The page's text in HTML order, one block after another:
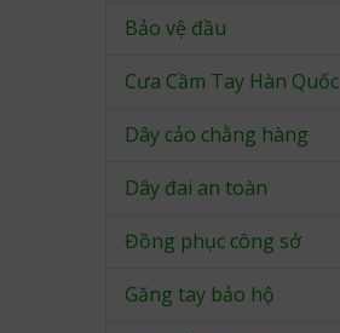
Bảo vệ đầu
Cưa Cầm Tay Hàn Quốc
Dây cảo chằng hàng
Dây đai an toàn
Đồng phục công sở
Găng tay bảo hộ